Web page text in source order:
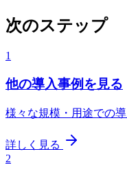
次のステップ
1
他の導入事例を見る
様々な規模・用途での
詳しく見る
2